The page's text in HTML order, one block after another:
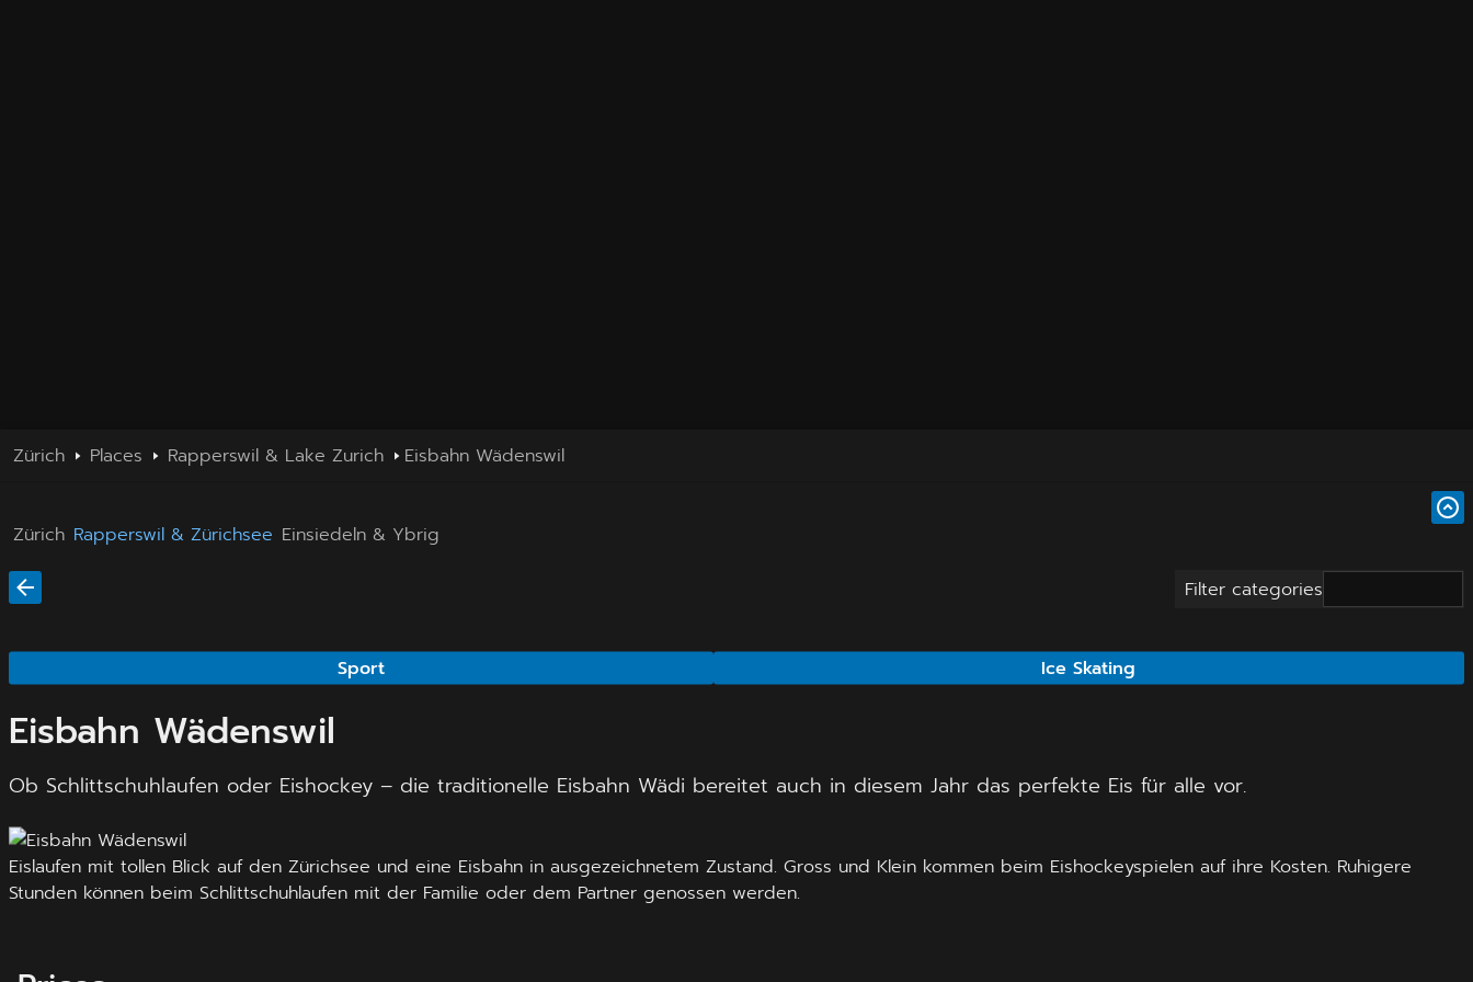
Zürich Places Rapperswil & Lake Zurich Eisbahn Wädenswil
Zürich Rapperswil & Zürichsee Einsiedeln & Ybrig
Filter categories
Sport Ice Skating
Eisbahn Wädenswil
Ob Schlittschuhlaufen oder Eishockey – die traditionelle Eisbahn Wädi bereitet auch in diesem Jahr das perfekte Eis für alle vor.
Eislaufen mit tollen Blick auf den Zürichsee und eine Eisbahn in ausgezeichnetem Zustand. Gross und Klein kommen beim Eishockeyspielen auf ihre Kosten. Ruhigere
Stunden können beim Schlittschuhlaufen mit der Familie oder dem Partner genossen werden.